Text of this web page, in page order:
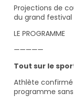
Projections de
du grand
LE PROGRAMME
—————
Tout sur le
Athlète
programme